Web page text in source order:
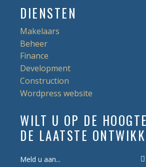
DIENSTEN
Makelaars
Beheer
Finance
Development
Construction
Wordpress website
WILT U OP DE
DE LAATSTE